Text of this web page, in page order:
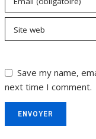
Site web
Save my name,
next time I comment.
ENVOYER